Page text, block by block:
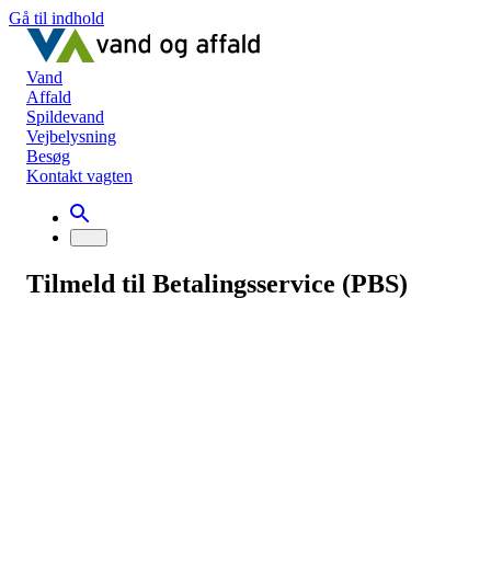
Gå til indhold
Vand
Affald
Spildevand
Vejbelysning
Besøg
Kontakt vagten
Tilmeld til Betalingsservice (PBS)